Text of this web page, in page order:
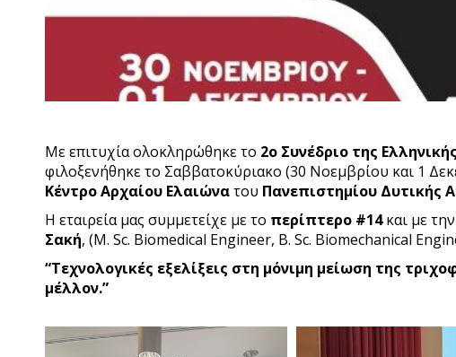
Με επιτυχία ολοκληρώθηκε το 2ο Συνέδριο της
φιλοξενήθηκε το Σαββατοκύριακο (30 Νοεμβρίου και 1
Κέντρο Αρχαίου Ελαιώνατου Πανεπιστημίου Δυτικής
Η εταιρεία μας συμμετείχε με το περίπτερο #14και με
Σακή, (M. Sc. Biomedical Engineer, B. Sc. Biomechanical
“Τεχνολογικές εξελίξεις στη μόνιμη μείωση της
μέλλον.”